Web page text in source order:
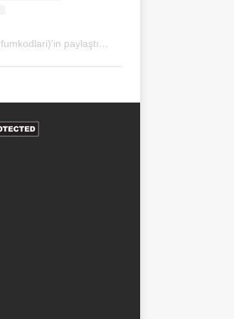
Parfüm Kodlari (@parfumkodlari)'in paylaştığı bir gönderi